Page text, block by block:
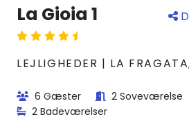
La Gioia 1
LEJLIGHEDER | LA
6 Gæster 2 Soveværelse
2 Badeværelser